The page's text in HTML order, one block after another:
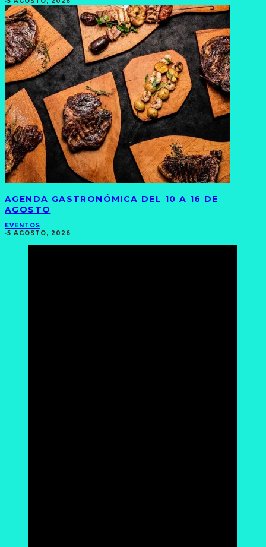
AGENDA GASTRONÓMICA DEL 10 A 16 DE
AGOSTO
EVENTOS
·5 AGOSTO, 2026